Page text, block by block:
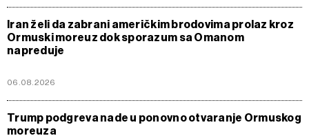
Iran želi da zabrani američkim brodovima prolaz kroz
Ormuski moreuz dok sporazum sa Omanom
napreduje
06.08.2026
Trump podgreva nade u ponovno otvaranje Ormuskog
moreuza